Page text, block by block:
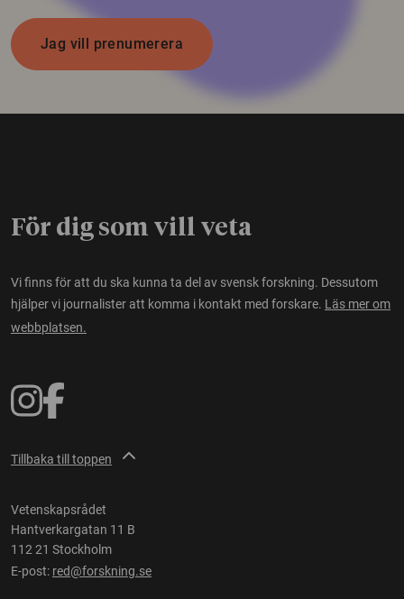
Jag vill prenumerera
För dig som vill veta
Vi finns för att du ska kunna ta del av svensk forskning. Dessutom
hjälper vi journalister att komma i kontakt med forskare. Läs mer om
webbplatsen.
Tillbaka till toppen
Vetenskapsrådet
Hantverkargatan 11 B
112 21 Stockholm
E-post: red@forskning.se